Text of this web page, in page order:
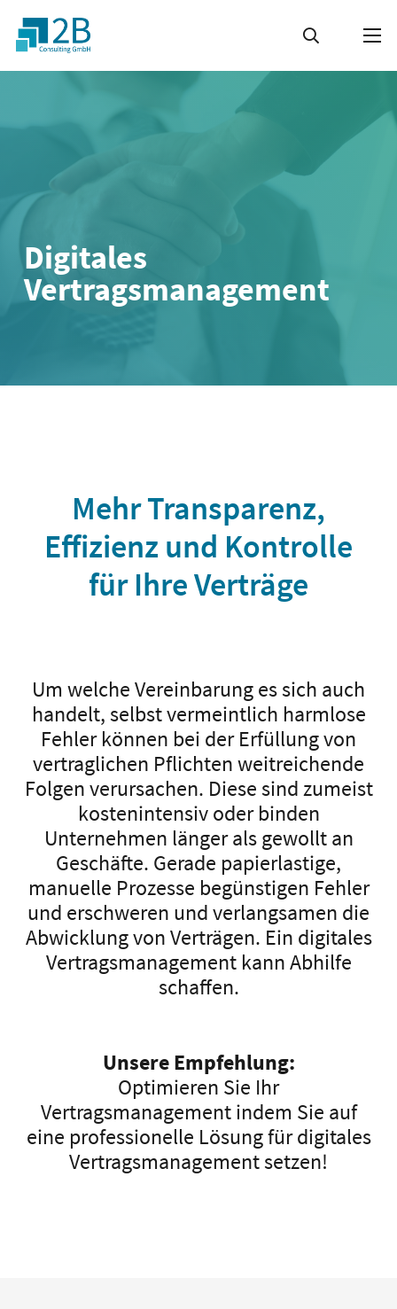
Digitales
Vertrags­management
Mehr Transparenz,
Effizienz und Kontrolle
für Ihre Verträge
Um welche Vereinbarung es sich auch
handelt, selbst vermeintlich harmlose
Fehler können bei der Erfüllung von
vertraglichen Pflichten weitreichende
Folgen verursachen. Diese sind zumeist
kostenintensiv oder binden
Unternehmen länger als gewollt an
Geschäfte. Gerade papierlastige,
manuelle Prozesse begünstigen Fehler
und erschweren und verlangsamen die
Abwicklung von Verträgen. Ein digitales
Vertragsmanagement kann Abhilfe
schaffen.
Unsere Empfehlung:
Optimieren Sie Ihr
Vertragsmanagement indem Sie auf
eine professionelle Lösung für digitales
Vertragsmanagement setzen!